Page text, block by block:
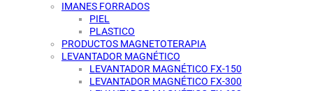
IMANES FORRADOS
PIEL
PLASTICO
PRODUCTOS MAGNETOTERAPIA
LEVANTADOR MAGNÉTICO
LEVANTADOR MAGNÉTICO FX-150
LEVANTADOR MAGNÉTICO FX-300